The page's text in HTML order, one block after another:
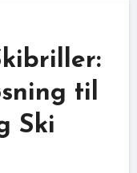
til
Ski